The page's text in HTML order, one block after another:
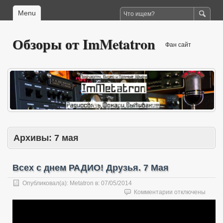
Menu
Обзоры от ImMetatron Фан сайт
Архивы: 7 мая
Всех с днем РАДИО! Друзья. 7 Мая
Опубликовал(а): Metatron в: 07/05/2014
Комментарии к
записи
отключены